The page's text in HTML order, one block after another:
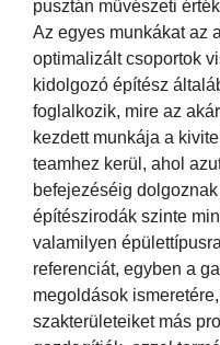
pusztán művészeti
Az egyes munkákat az
optimalizált csoportok
kidolgozó építész
foglalkozik, mire az
kezdett munkája a
teamhez kerül, ahol
befejezéséig
építészirodák szinte
valamilyen
referenciát, egyben a
megoldások
szakterületeiket más